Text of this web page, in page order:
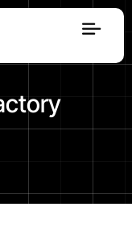
Dizel
Serija A